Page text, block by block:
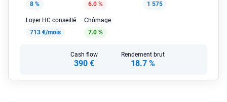
8 %
6.0 %
1 575
Loyer HC conseillé
713 €/mois
Chômage
7.0 %
Cash flow
390 €
Rendement brut
18.7 %